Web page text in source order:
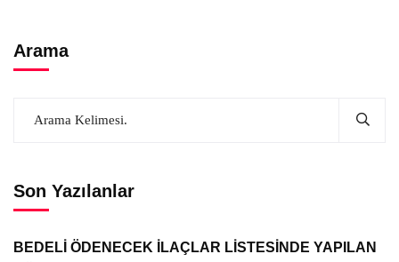
Arama
Son Yazılanlar
BEDELİ ÖDENECEK İLAÇLAR LİSTESİNDE YAPILAN